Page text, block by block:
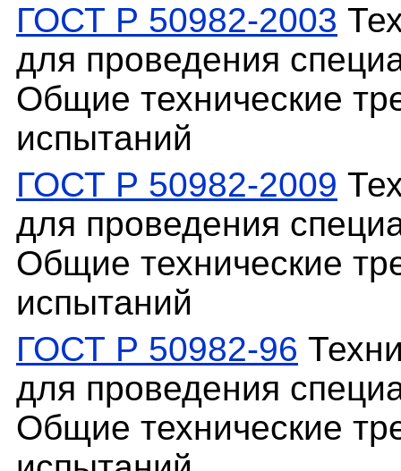
ГОСТ Р 50982-2003
для проведения
Общие технические
испытаний
ГОСТ Р 50982-2009
для проведения
Общие технические
испытаний
ГОСТ Р 50982-96
для проведения
Общие технические